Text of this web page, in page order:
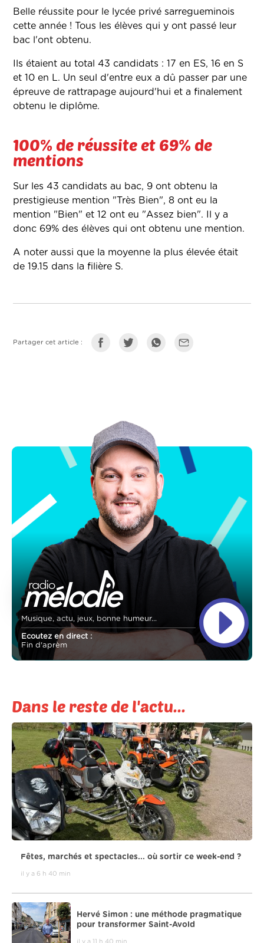
Belle réussite pour le lycée privé sarregueminois
cette année ! Tous les élèves qui y ont passé leur
bac l'ont obtenu.
Ils étaient au total 43 candidats : 17 en ES, 16 en S
et 10 en L. Un seul d'entre eux a dû passer par une
épreuve de rattrapage aujourd'hui et a finalement
obtenu le diplôme.
100% de réussite et 69% de
mentions
Sur les 43 candidats au bac, 9 ont obtenu la
prestigieuse mention "Très Bien", 8 ont eu la
mention "Bien" et 12 ont eu "Assez bien". Il y a
donc 69% des élèves qui ont obtenu une mention.
A noter aussi que la moyenne la plus élevée était
de 19.15 dans la filière S.
Partager cet article :
Musique, actu, jeux, bonne humeur...
Ecoutez en direct :
Fin d'aprèm
Dans le reste de l'actu...
Fêtes, marchés et spectacles... où sortir ce week-end ?
il y a 6 h 40 min
Hervé Simon : une méthode pragmatique
pour transformer Saint-Avold